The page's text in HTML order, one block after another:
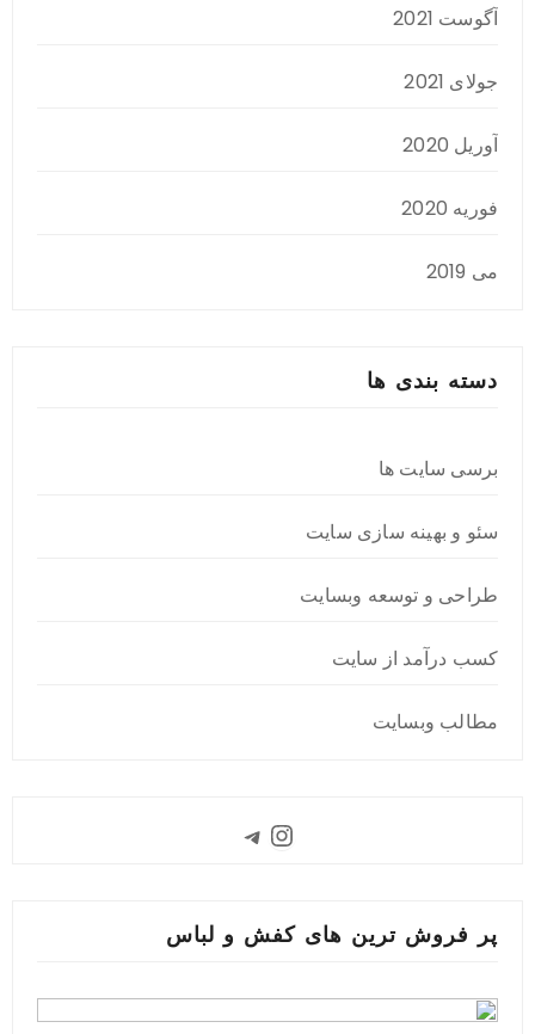
آگوست 2021
جولای 2021
آوریل 2020
فوریه 2020
می 2019
دسته بندی ها
برسی سایت ها
سئو و بهینه سازی سایت
طراحی و توسعه وبسایت
کسب درآمد از سایت
مطالب وبسایت
Instagram
Telegram
پر فروش ترین های کفش و لباس